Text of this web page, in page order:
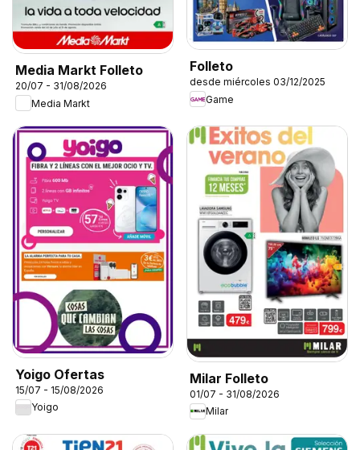
Media Markt Folleto
20/07 - 31/08/2026
Media Markt
Folleto
desde miércoles 03/12/2025
Game
Yoigo Ofertas
15/07 - 15/08/2026
Yoigo
Milar Folleto
01/07 - 31/08/2026
Milar